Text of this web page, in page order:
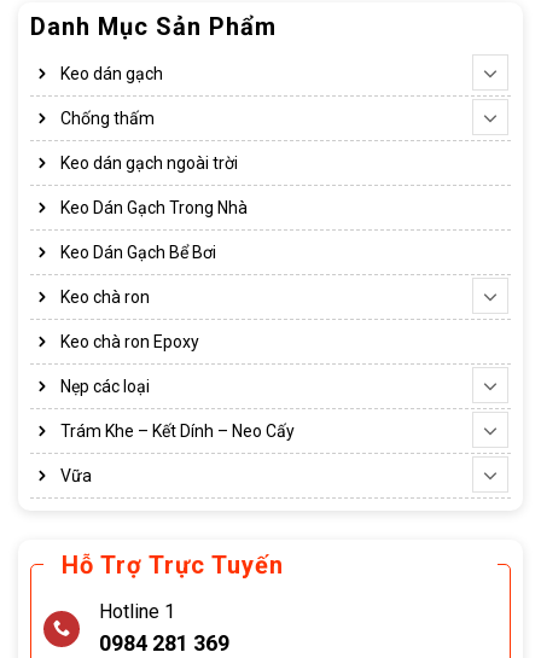
Danh Mục Sản Phẩm
Keo dán gạch
Chống thấm
Keo dán gạch ngoài trời
Keo Dán Gạch Trong Nhà
Keo Dán Gạch Bể Bơi
Keo chà ron
Keo chà ron Epoxy
Nẹp các loại
Trám Khe – Kết Dính – Neo Cấy
Vữa
Hỗ Trợ Trực Tuyến
Hotline 1
0984 281 369